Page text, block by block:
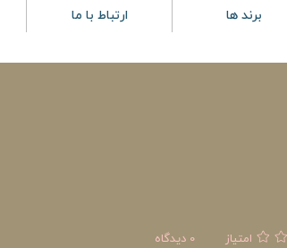
برند ها ارتباط با ما
امتیاز 0 دیدگاه